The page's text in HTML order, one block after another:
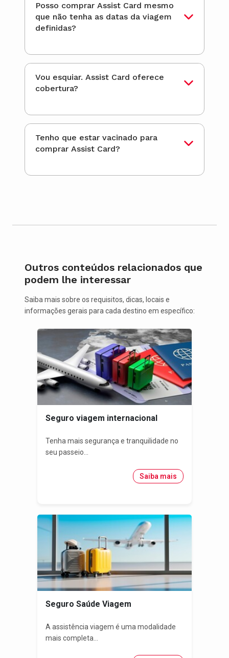
Posso comprar Assist Card mesmo
que não tenha as datas da viagem
definidas?
Vou esquiar. Assist Card oferece
cobertura?
Tenho que estar vacinado para
comprar Assist Card?
Outros conteúdos relacionados que
podem lhe interessar
Saiba mais sobre os requisitos, dicas, locais e
informações gerais para cada destino em específico:
Seguro viagem internacional
Tenha mais segurança e tranquilidade no
seu passeio...
Saiba mais
Seguro Saúde Viagem
A assistência viagem é uma modalidade
mais completa...